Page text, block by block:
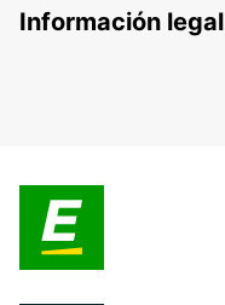
Información legal